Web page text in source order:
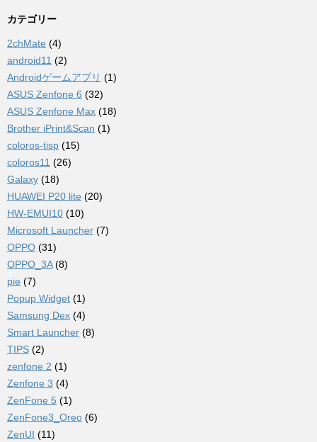
カテゴリー
2chMate (4)
android11 (2)
Androidゲームアプリ (1)
ASUS Zenfone 6 (32)
ASUS Zenfone Max (18)
Brother iPrint&Scan (1)
coloros-tisp (15)
coloros11 (26)
Galaxy (18)
HUAWEI P20 lite (20)
HW-EMUI10 (10)
Microsoft Launcher (7)
OPPO (31)
OPPO_3A(8)
pie (7)
Popup Widget (1)
Samsung Dex (4)
Smart Launcher (8)
TIPS (2)
zenfone 2 (1)
Zenfone 3 (4)
ZenFone 5 (1)
ZenFone3_Oreo (6)
ZenUI (11)